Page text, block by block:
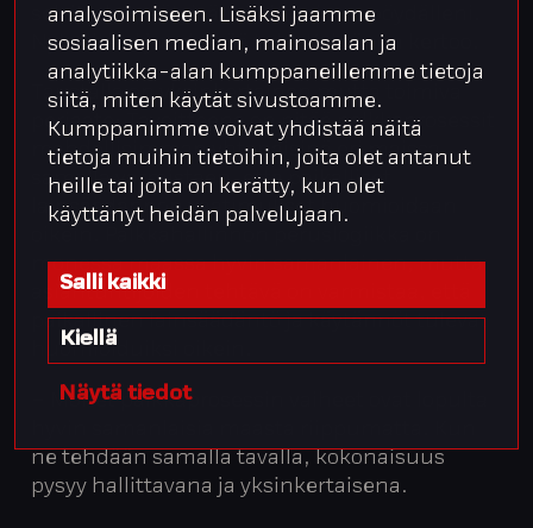
analysoimiseen. Lisäksi jaamme
sosiaalisen median, mainosalan ja
analytiikka-alan kumppaneillemme tietoja
siitä, miten käytät sivustoamme.
Kumppanimme voivat yhdistää näitä
tietoja muihin tietoihin, joita olet antanut
heille tai joita on kerätty, kun olet
käyttänyt heidän palvelujaan.
Salli kaikki
Kiellä
Näytä tiedot
selvittelyt päätyivät usein minun pöydälleni.
Nyt niitä ei juuri enää tule, Keinänen kertoo.
Taustalla on yksinkertainen mutta toimiva
periaate: Tavoitteena on pitää palkkaprosessit
mahdollisimman yhtenäisinä eri maissa
samalla varmistaen, että paikalliset
lainsäädännön vaatimukset huomioidaan
monessa maassa hyvin samanlainen, mutta
asiantuntijoiden tehtävä on varmistaa, että
paikallinen lainsäädäntö ja käytännöt tulevat
huomioiduiksi oikein.
– Monet palkkaprosessin vaiheet ovat lopulta
ne tehdään samalla tavalla, kokonaisuus
pysyy hallittavana ja yksinkertaisena.